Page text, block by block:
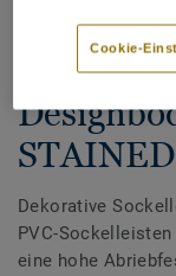
STAINED
Dekorative
PVC-
eine hohe
Cookie-